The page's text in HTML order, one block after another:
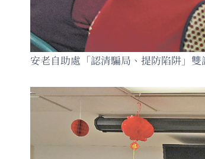
安老自助處「認清騙局、提防陷阱」